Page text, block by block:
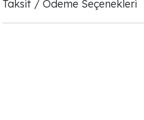
Taksit / Ödeme Seçenekleri